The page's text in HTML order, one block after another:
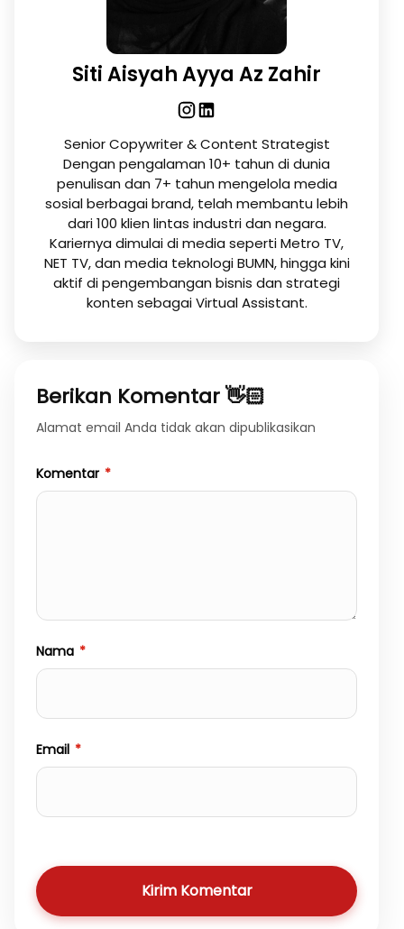
Siti Aisyah Ayya Az Zahir
Senior Copywriter & Content Strategist
Dengan pengalaman 10+ tahun di dunia
penulisan dan 7+ tahun mengelola media
sosial berbagai brand, telah membantu lebih
dari 100 klien lintas industri dan negara.
Kariernya dimulai di media seperti Metro TV,
NET TV, dan media teknologi BUMN, hingga kini
aktif di pengembangan bisnis dan strategi
konten sebagai Virtual Assistant.
Berikan Komentar 👋🏻
Alamat email Anda tidak akan dipublikasikan
Komentar *
Nama *
Email *
Kirim Komentar